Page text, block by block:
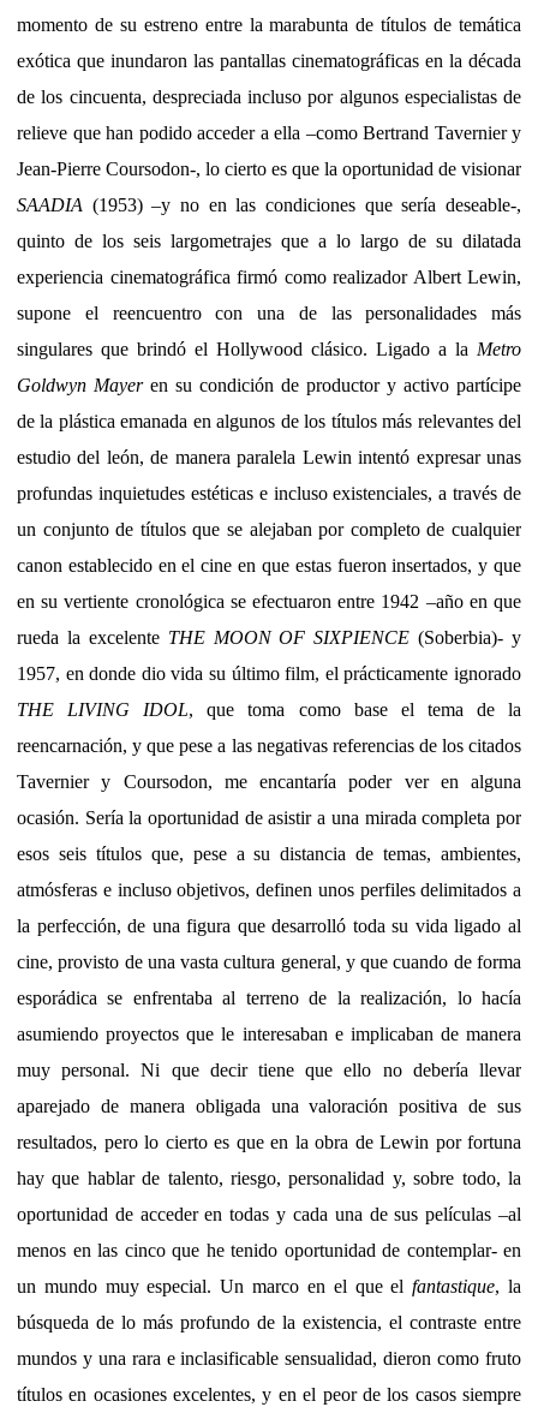
momento de su estreno entre la marabunta de títulos de temática
exótica que inundaron las pantallas cinematográficas en la década
de los cincuenta, despreciada incluso por algunos especialistas de
relieve que han podido acceder a ella –como Bertrand Tavernier y
Jean-Pierre Coursodon-, lo cierto es que la oportunidad de visionar
SAADIA (1953) –y no en las condiciones que sería deseable-,
quinto de los seis largometrajes que a lo largo de su dilatada
experiencia cinematográfica firmó como realizador Albert Lewin,
supone el reencuentro con una de las personalidades más
singulares que brindó el Hollywood clásico. Ligado a la Metro
Goldwyn Mayeren su condición de productor y activo partícipe
de la plástica emanada en algunos de los títulos más relevantes del
estudio del león, de manera paralela Lewin intentó expresar unas
profundas inquietudes estéticas e incluso existenciales, a través de
un conjunto de títulos que se alejaban por completo de cualquier
canon establecido en el cine en que estas fueron insertados, y que
en su vertiente cronológica se efectuaron entre 1942 –año en que
rueda la excelente THE MOON OF SIXPIENCE (Soberbia)- y
1957, en donde dio vida su último film, el prácticamente ignorado
THE LIVING IDOL, que toma como base el tema de la
reencarnación, y que pese a las negativas referencias de los citados
Tavernier y Coursodon, me encantaría poder ver en alguna
ocasión. Sería la oportunidad de asistir a una mirada completa por
esos seis títulos que, pese a su distancia de temas, ambientes,
atmósferas e incluso objetivos, definen unos perfiles delimitados a
la perfección, de una figura que desarrolló toda su vida ligado al
cine, provisto de una vasta cultura general, y que cuando de forma
esporádica se enfrentaba al terreno de la realización, lo hacía
asumiendo proyectos que le interesaban e implicaban de manera
muy personal. Ni que decir tiene que ello no debería llevar
aparejado de manera obligada una valoración positiva de sus
resultados, pero lo cierto es que en la obra de Lewin por fortuna
hay que hablar de talento, riesgo, personalidad y, sobre todo, la
oportunidad de acceder en todas y cada una de sus películas –al
menos en las cinco que he tenido oportunidad de contemplar- en
un mundo muy especial. Un marco en el que elfantastique, la
búsqueda de lo más profundo de la existencia, el contraste entre
mundos y una rara e inclasificable sensualidad, dieron como fruto
títulos en ocasiones excelentes, y en el peor de los casos siempre